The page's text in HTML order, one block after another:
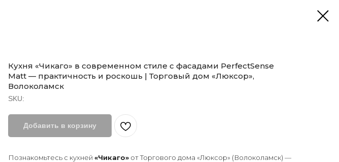
Кухня «Чикаго» в современном стиле с фасадами PerfectSense
Matt — практичность и роскошь | Торговый дом «Люксор»,
Волоколамск
SKU:
Добавить в корзину
Познакомьтесь с кухней «Чикаго» от Торгового дома «Люксор» (Волоколамск) —